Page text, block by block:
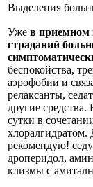
Выделения
Уже в приемном
страданий
беспокойства,
аэрофобии и
релаксанты,
другие средства.
сутки в
хлоралгидратом.
рекомендую!
дроперидол,
клизмы с